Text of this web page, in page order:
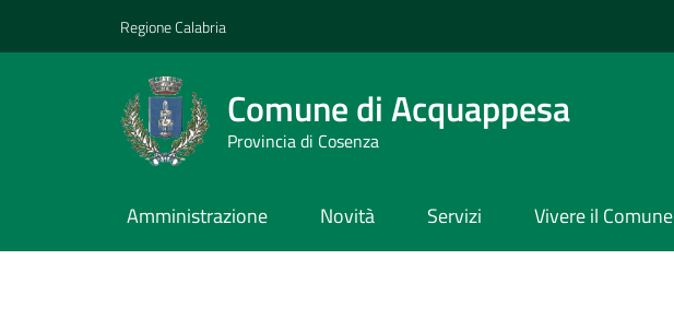
Regione Calabria
Comune di Acquappesa
Provincia di Cosenza
Amministrazione Novità Servizi Vivere il Comune